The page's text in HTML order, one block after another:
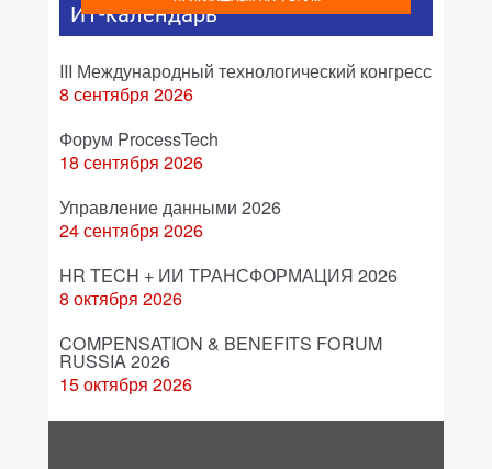
ИТ-календарь
III Международный технологический конгресс
8 сентября 2026
Форум ProcessTech
18 сентября 2026
Управление данными 2026
24 сентября 2026
HR TECH + ИИ ТРАНСФОРМАЦИЯ 2026
8 октября 2026
COMPENSATION & BENEFITS FORUM
RUSSIA 2026
15 октября 2026